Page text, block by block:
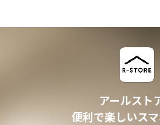
からのご連絡の対応
不動産会社との業務における対応
・ 本サイトからのメールマガジンの送
・ その他、本サイトの不動産物件情報
個人情報の安全管理について
本サイトは、取り扱う個人情報の漏洩
アールスト
便利で楽しいス